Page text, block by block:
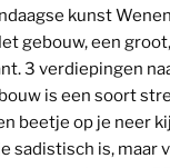
kunst
gebouw, een
3 verdiepingen
is een soort
beetje op je neer
sadistisch is, maar